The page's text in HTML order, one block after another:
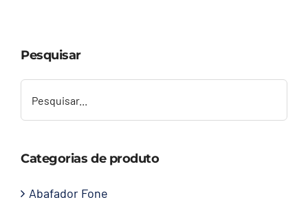
Contato
Pesquisar
Categorias de produto
Abafador Fone